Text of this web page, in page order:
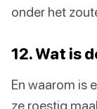
onder het
12. Wat is
En waarom is
ze roestig